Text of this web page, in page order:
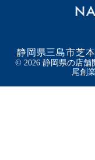
静岡県三島市芝
© 2026 静岡県の店舗
尾創